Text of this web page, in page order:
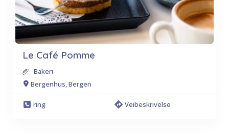
Le Café Pomme
Bakeri
Bergenhus, Bergen
ring Veibeskrivelse